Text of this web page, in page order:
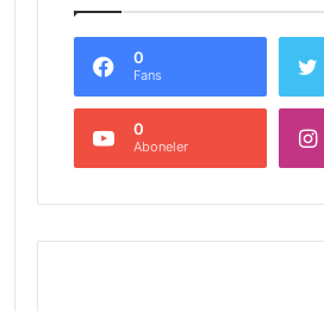
0
Fans
0
Aboneler